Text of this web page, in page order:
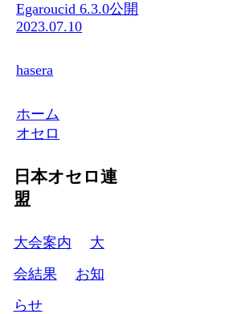
Egaroucid 6.3.0公開
2023.07.10
hasera
ホーム
オセロ
日本オセロ連
盟
大会案内
大
会結果
お知
らせ